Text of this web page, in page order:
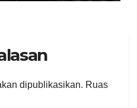
dipublikasikan. Ruas